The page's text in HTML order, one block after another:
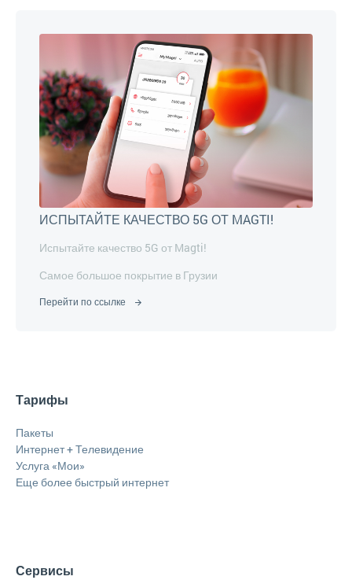
ИСПЫТАЙТЕ КАЧЕСТВО 5G ОТ MAGTI!
Испытайте качество 5G от Magti!
Самое большое покрытие в Грузии
Перейти по ссылке
Тарифы
Пакеты
Интернет + Телевидение
Услуга «Мои»
Еще более быстрый интернет
Сервисы